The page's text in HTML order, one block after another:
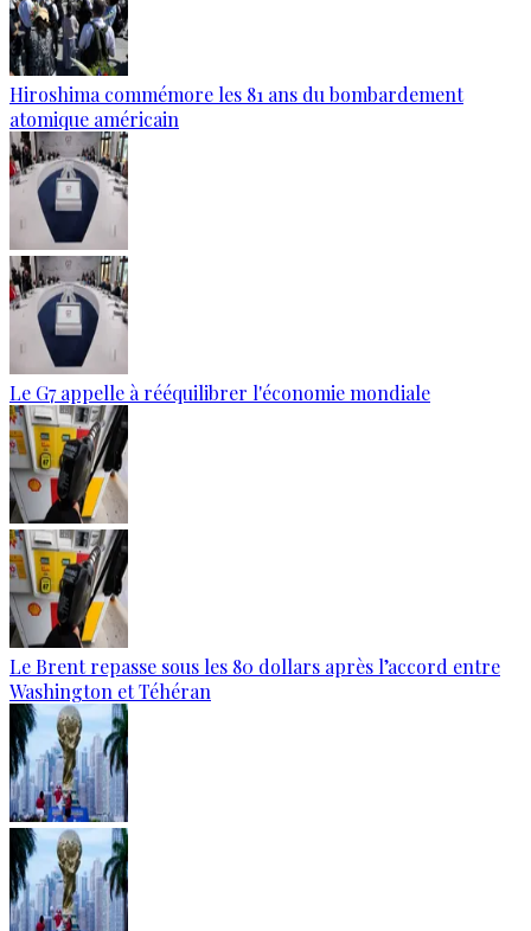
Hiroshima commémore les 81 ans du bombardement
atomique américain
Le G7 appelle à rééquilibrer l'économie mondiale
Le Brent repasse sous les 80 dollars après l’accord entre
Washington et Téhéran